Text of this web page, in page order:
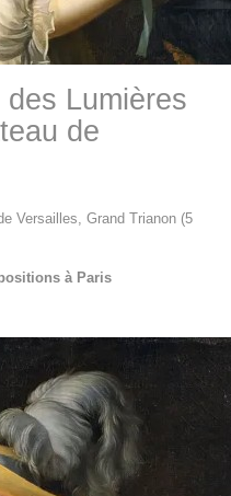
Lumières
de
Versailles, Grand Trianon (5
à Paris